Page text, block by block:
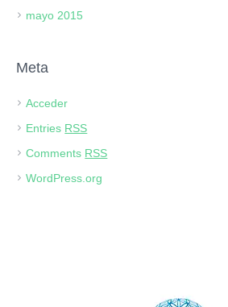
mayo 2015
Meta
Acceder
Entries RSS
Comments RSS
WordPress.org